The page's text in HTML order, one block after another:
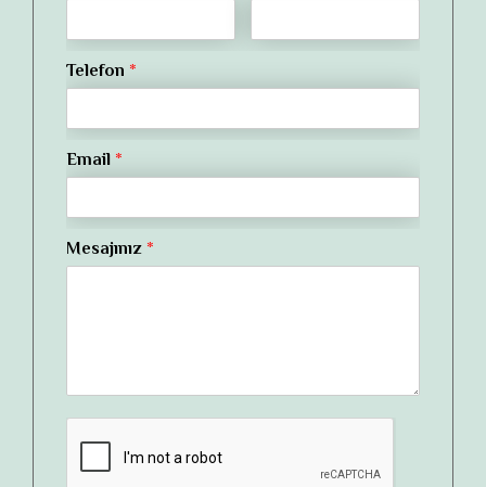
Telefon *
Email *
Mesajınız *